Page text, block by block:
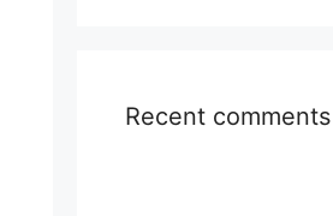
Recent comments